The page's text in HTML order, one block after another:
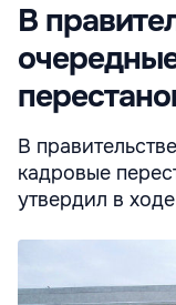
В
В
кадровые
утвердил в